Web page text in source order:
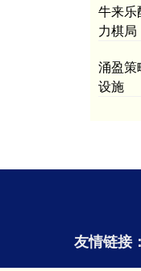
牛来乐
力棋局
涌盈策
设施
友情链接：